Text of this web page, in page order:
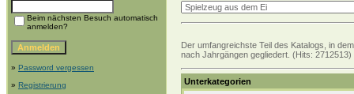
Beim nächsten Besuch automatisch
anmelden?
» Password vergessen
» Registrierung
Der umfangreichste Teil des Katalogs, in
nach Jahrgängen gegliedert. (Hits:
Unterkategorien